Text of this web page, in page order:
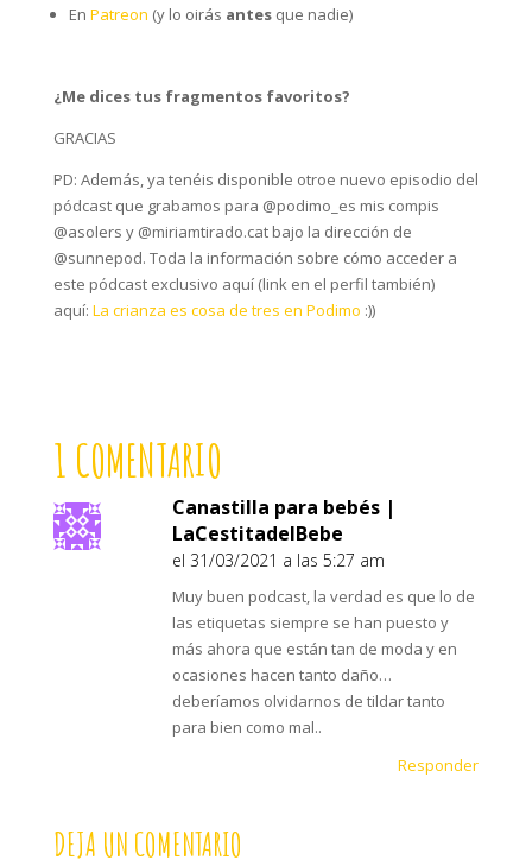
En Patreon (y lo oirás antesque nadie)
¿Me dices tus fragmentos favoritos?
GRACIAS
PD: Además, ya tenéis disponible otroe nuevo episodio del
pódcast que grabamos para @podimo_es mis compis
@asolers y @miriamtirado.cat bajo la dirección de
@sunnepod. Toda la información sobre cómo acceder a
este pódcast exclusivo aquí (link en el perfil también)
aquí: La crianza es cosa de tres en Podimo :))
1 COMENTARIO
Canastilla para bebés |
LaCestitadelBebe
el 31/03/2021 a las 5:27 am
Muy buen podcast, la verdad es que lo de
las etiquetas siempre se han puesto y
más ahora que están tan de moda y en
ocasiones hacen tanto daño…
deberíamos olvidarnos de tildar tanto
para bien como mal..
Responder
DEJA UN COMENTARIO